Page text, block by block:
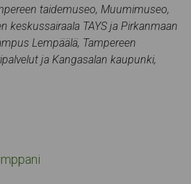
taidemuseo, Muumimuseo,
keskussairaala TAYS ja Pirkanmaan
Lempäälä, Tampereen
ja Kangasalan kaupunki,